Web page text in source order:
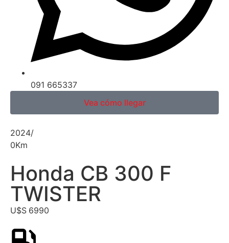
091 665337
Vea cómo llegar
2024/
0Km
Honda CB 300 F
TWISTER
U$S 6990